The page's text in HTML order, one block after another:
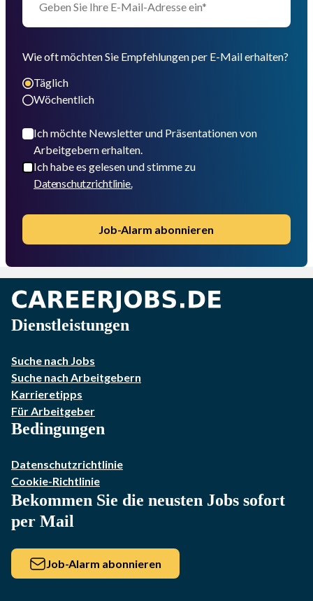
Wie oft möchten Sie Empfehlungen per E-Mail erhalten?
Täglich
Wöchentlich
Ich möchte Newsletter und Präsentationen von
Arbeitgebern erhalten.
Ich habe es gelesen und stimme zu
Datenschutzrichtlinie.
Job-Alarm abonnieren
Dienstleistungen
Suche nach Jobs
Suche nach Arbeitgebern
Karrieretipps
Für Arbeitgeber
Bedingungen
Datenschutzrichtlinie
Cookie-Richtlinie
Bekommen Sie die neusten Jobs sofort
per Mail
Job-Alarm abonnieren